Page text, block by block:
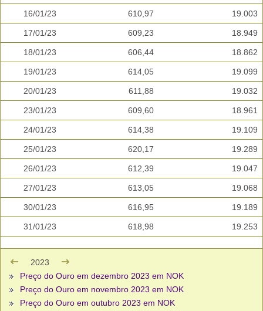
16/01/23 610,97 19.003
17/01/23 609,23 18.949
18/01/23 606,44 18.862
19/01/23 614,05 19.099
20/01/23 611,88 19.032
23/01/23 609,60 18.961
24/01/23 614,38 19.109
25/01/23 620,17 19.289
26/01/23 612,39 19.047
27/01/23 613,05 19.068
30/01/23 616,95 19.189
31/01/23 618,98 19.253
2023
Preço do Ouro em dezembro 2023 em NOK
Preço do Ouro em novembro 2023 em NOK
Preço do Ouro em outubro 2023 em NOK